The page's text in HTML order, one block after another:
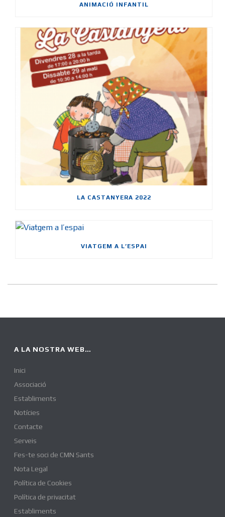
ANIMACIÓ INFANTIL
LA CASTANYERA 2022
VIATGEM A L’ESPAI
A LA NOSTRA WEB…
Inici
Associació
Establiments
Notícies
Contacte
Serveis
Fes-te soci de CMN Sants
Nota Legal
Política de Cookies
Política de privacitat
Establiments